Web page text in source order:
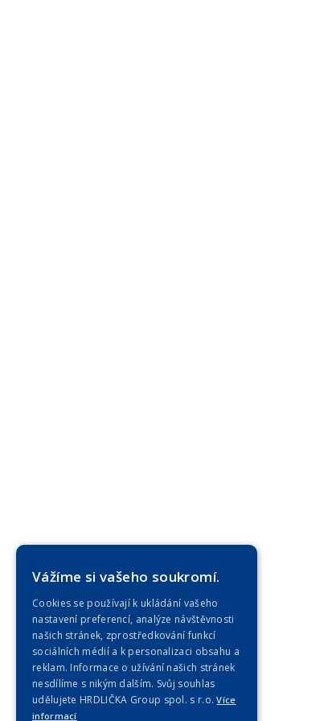
Vážíme si vašeho soukromí.
Cookies se používají k ukládání vašeho
nastavení preferencí, analýze návštěvnosti
našich stránek, zprostředkování funkcí
sociálních médií a k personalizaci obsahu a
reklam. Informace o užívání našich stránek
nesdílíme s nikým dalším. Svůj souhlas
udělujete HRDLIČKA Group spol. s r.o.Více
informací